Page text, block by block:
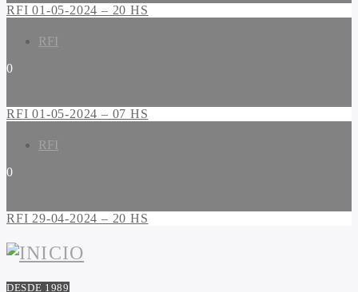
RFI 01-05-2024 – 20 HS
RFI
0
RFI 01-05-2024 – 07 HS
RFI
0
RFI 29-04-2024 – 20 HS
DESDE 1989